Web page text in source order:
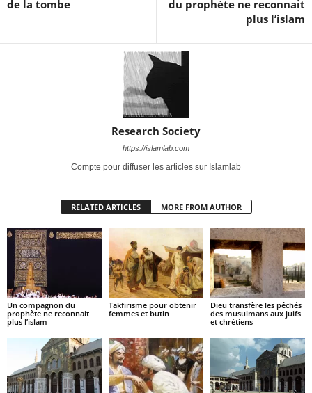
de la tombe
du prophète ne reconnait
plus l’islam
Research Society
https://islamlab.com
Compte pour diffuser les articles sur Islamlab
RELATED ARTICLES MORE FROM AUTHOR
Un compagnon du
prophète ne reconnait
plus l’islam
Takfirisme pour obtenir
femmes et butin
Dieu transfère les pêchés
des musulmans aux juifs
et chrétiens